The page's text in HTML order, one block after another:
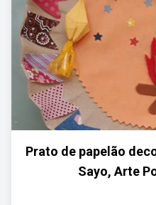
Prato de papelão
Sayo, Arte